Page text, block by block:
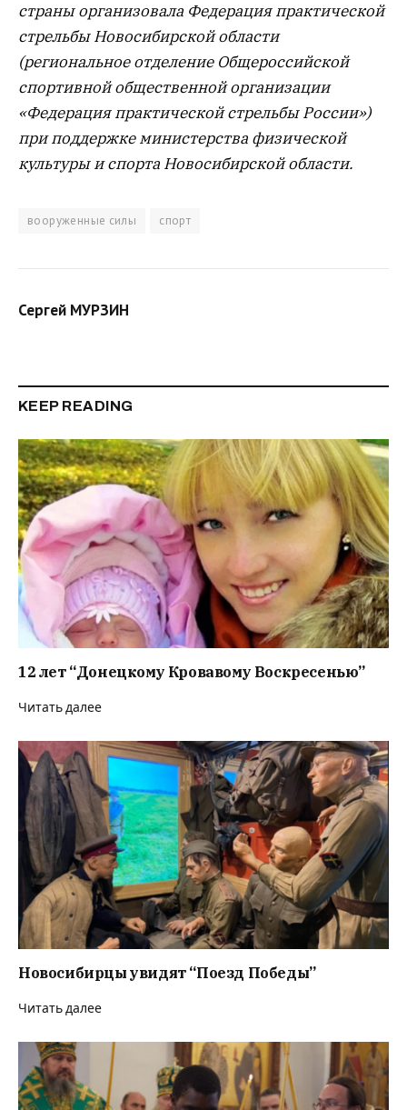
страны организовала Федерация практической
стрельбы Новосибирской области
(региональное отделение Общероссийской
спортивной общественной организации
«Федерация практической стрельбы России»)
при поддержке министерства физической
культуры и спорта Новосибирской области.
вооруженные силы спорт
Сергей МУРЗИН
KEEP READING
12 лет “Донецкому Кровавому Воскресенью”
Читать далее
Новосибирцы увидят “Поезд Победы”
Читать далее